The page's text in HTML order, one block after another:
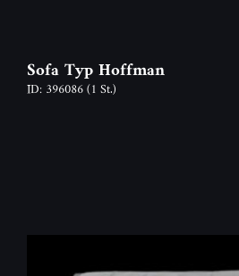
Sofa Typ Hoffman
ID: 396086(1 St.)